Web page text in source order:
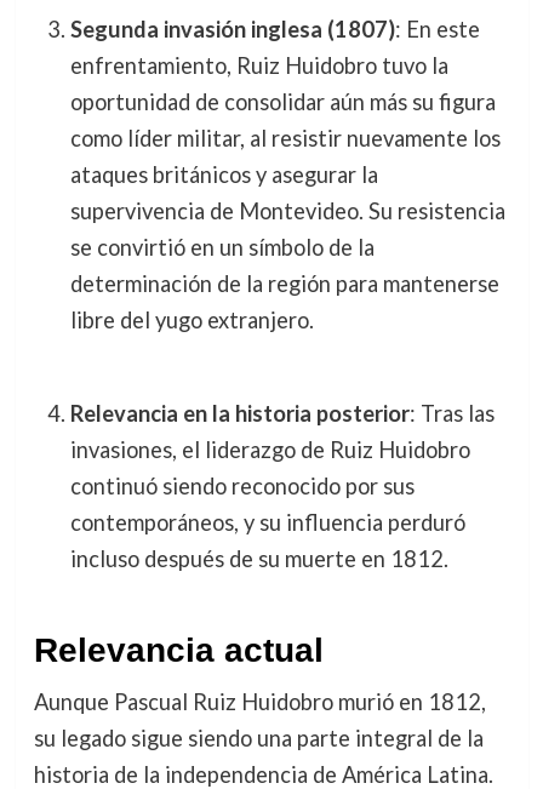
Segunda invasión inglesa (1807): En este
enfrentamiento, Ruiz Huidobro tuvo la
oportunidad de consolidar aún más su figura
como líder militar, al resistir nuevamente los
ataques británicos y asegurar la
supervivencia de Montevideo. Su resistencia
se convirtió en un símbolo de la
determinación de la región para mantenerse
libre del yugo extranjero.
Relevancia en la historia posterior: Tras las
invasiones, el liderazgo de Ruiz Huidobro
continuó siendo reconocido por sus
contemporáneos, y su influencia perduró
incluso después de su muerte en 1812.
Relevancia actual
Aunque Pascual Ruiz Huidobro murió en 1812,
su legado sigue siendo una parte integral de la
historia de la independencia de América Latina.